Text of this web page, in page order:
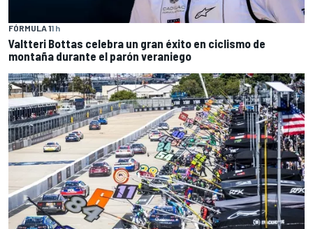
FÓRMULA 11 h
Valtteri Bottas celebra un gran éxito en ciclismo de
montaña durante el parón veraniego